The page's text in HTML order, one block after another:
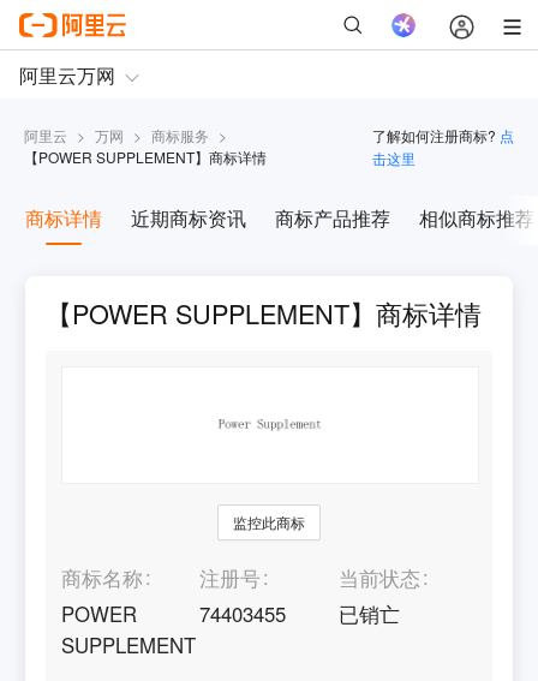
阿里云 > 万网 > 商标服务 >
【POWER SUPPLEMENT】商标详情
了解如何注册商标? 点
击这里
商标详情 近期商标资讯 商标产品推荐 相似商标推荐
【POWER SUPPLEMENT】商标详情
监控此商标
商标名称
POWER
SUPPLEMENT
注册号
74403455
当前状态
已销亡